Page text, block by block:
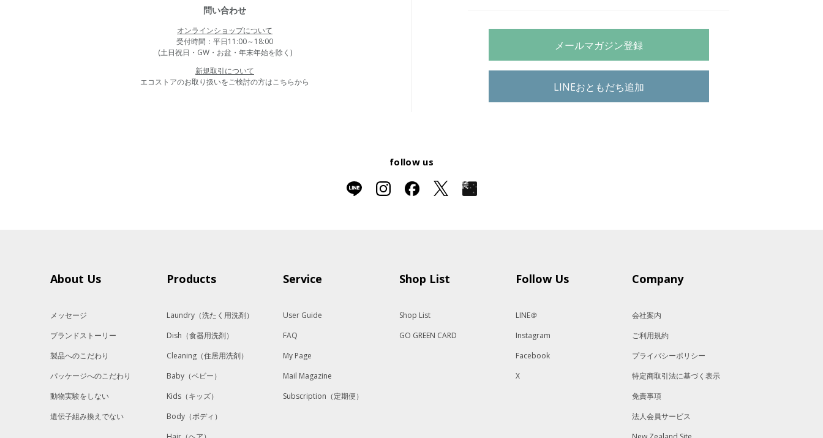
問い合わせ
オンラインショップについて
受付時間：平日11:00～18:00
(土日祝日・GW・お盆・年末年始を除く)
新規取引について
エコストアのお取り扱いをご検討の方はこちらから
メールマガジン登録
LINEおともだち追加
follow us
About Us
メッセージ
ブランドストーリー
製品へのこだわり
パッケージへのこだわり
動物実験をしない
遺伝子組み換えでない
Products
Laundry （洗たく用洗剤）
Dish （食器用洗剤）
Cleaning （住居用洗剤）
Baby （ベビー）
Kids （キッズ）
Body （ボディ）
Service
User Guide
FAQ
My Page
Mail Magazine
Subscription（定期便）
Shop List
Shop List
GO GREEN CARD
Follow Us
LINE＠
Instagram
Facebook
X
Company
会社案内
ご利用規約
プライバシーポリシー
特定商取引法に基づく表示
免責事項
法人会員サービス